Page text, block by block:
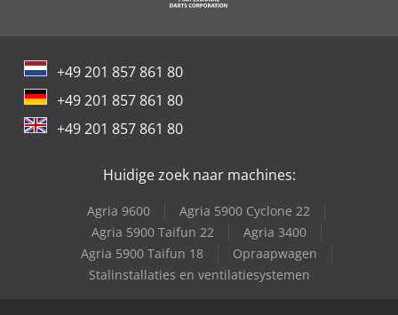
+49 201 857 861 80
+49 201 857 861 80
+49 201 857 861 80
Huidige zoek naar machines:
Agria 9600
Agria 5900 Cyclone 22
Agria 5900 Taifun 22
Agria 3400
Agria 5900 Taifun 18
Opraapwagen
Stalinstallaties en ventilatiesystemen